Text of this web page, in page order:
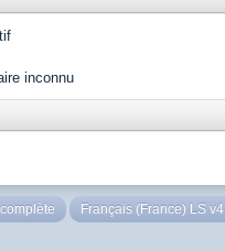
inconnu
Français (France) LS v4